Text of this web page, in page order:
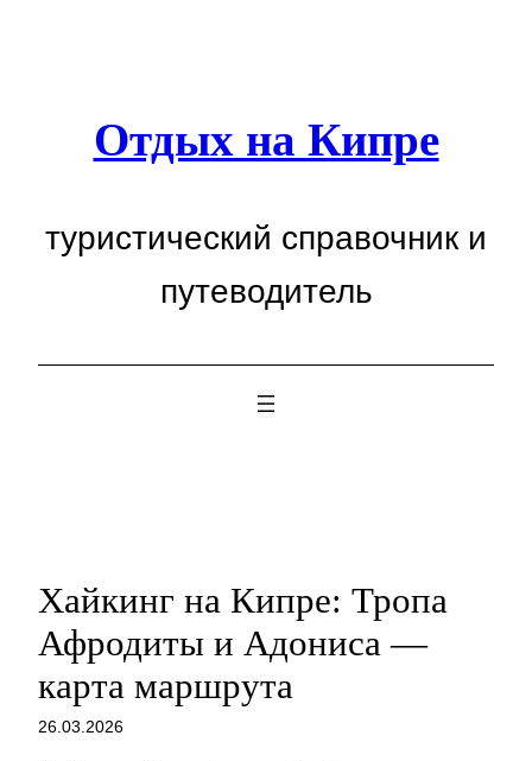
Отдых на Кипре
туристический справочник и
путеводитель
Хайкинг на Кипре: Тропа
Афродиты и Адониса —
карта маршрута
26.03.2026